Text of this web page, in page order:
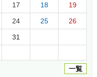
17 18 19
24 25 26
31
一覧